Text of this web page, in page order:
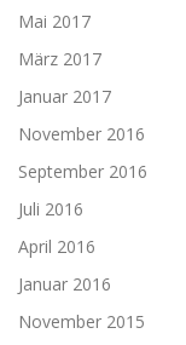
Mai 2017
März 2017
Januar 2017
November 2016
September 2016
Juli 2016
April 2016
Januar 2016
November 2015